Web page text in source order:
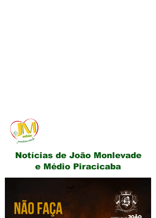
Notícias de João Monlevade
e Médio Piracicaba